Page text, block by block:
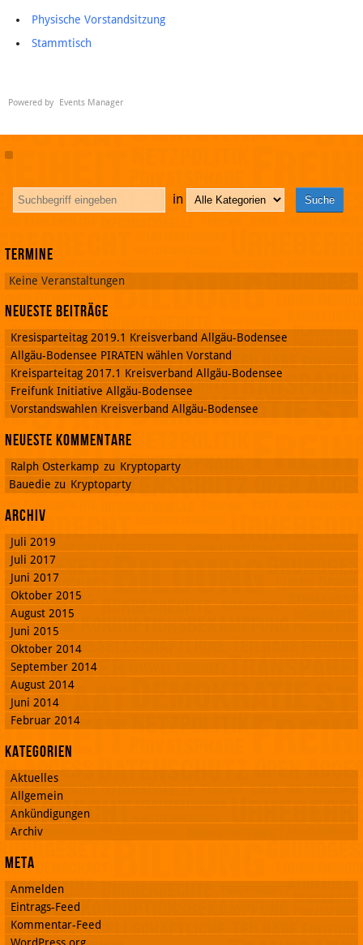
Facebook
RSS
Feed
Physische Vorstandsitzung
Stammtisch
Powered by Events Manager
in
Termine
Keine Veranstaltungen
Neueste Beiträge
Kresisparteitag 2019.1 Kreisverband Allgäu-Bodensee
Allgäu-Bodensee PIRATEN wählen Vorstand
Kreisparteitag 2017.1 Kreisverband Allgäu-Bodensee
Freifunk Initiative Allgäu-Bodensee
Vorstandswahlen Kreisverband Allgäu-Bodensee
Neueste Kommentare
Ralph Osterkamp zu Kryptoparty
Bauedie zu Kryptoparty
Archiv
Juli 2019
Juli 2017
Juni 2017
Oktober 2015
August 2015
Juni 2015
Oktober 2014
September 2014
August 2014
Juni 2014
Februar 2014
Kategorien
Aktuelles
Allgemein
Ankündigungen
Archiv
Meta
Anmelden
Eintrags-Feed
Kommentar-Feed